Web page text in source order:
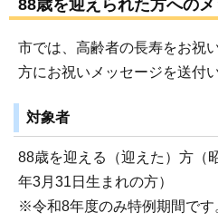
88歳を迎えられた方への
市では、高齢者の長寿をお祝
方にお祝いメッセージを送付
対象者
88歳を迎える（迎えた）方（
年3月31日生まれの方）
※令和8年度のみ特例期間で